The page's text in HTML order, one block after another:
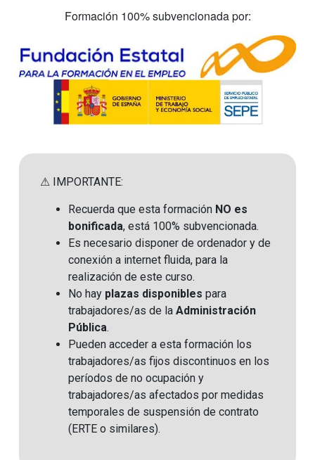
Formación 100% subvencionada por:
⚠ IMPORTANTE:
Recuerda que esta formación NO es
bonificada, está 100% subvencionada.
Es necesario disponer de ordenador y de
conexión a internet fluida, para la
realización de este curso.
No hay plazas disponibles para
trabajadores/as de la Administración
Pública.
Pueden acceder a esta formación los
trabajadores/as fijos discontinuos en los
períodos de no ocupación y
trabajadores/as afectados por medidas
temporales de suspensión de contrato
(ERTE o similares).